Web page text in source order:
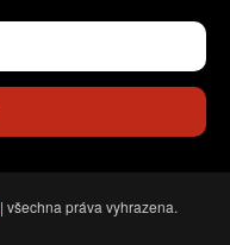
| všechna práva vyhrazena.